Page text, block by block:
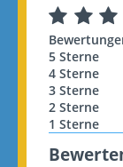
5 Sterne
4 Sterne
3 Sterne
2 Sterne
1 Sterne